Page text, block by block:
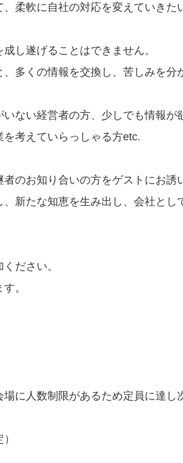
柔軟に自社の対応を変えていきた
し遂げることはできません。
多くの情報を交換し、苦しみを
ない経営者の方、少しでも情報が
考えていらっしゃる方etc.
のお知り合いの方をゲストにお誘
新たな知恵を生み出し、会社と
ださい。
。
に人数制限があるため定員に達し